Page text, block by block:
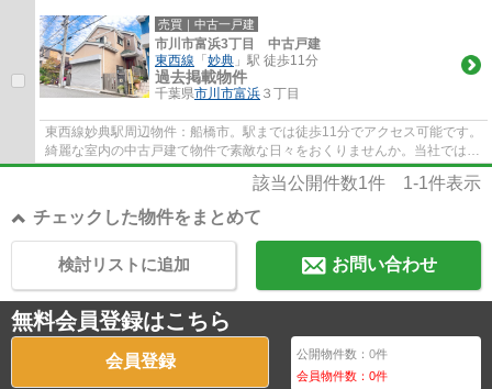
売買｜中古一戸建
市川市富浜3丁目 中古戸建
東西線 「 妙典 」駅 徒歩11分
過去掲載物件
千葉県市川市富浜 ３丁目
東西線妙典駅周辺物件：船橋市。駅までは徒歩11分でアクセス可能です。
綺麗な室内の中古戸建て物件で素敵な日々をおくりませんか。当社では不
動産情報を数多く取り扱っております。あ...
該当公開件数1件 1-1件表示
チェックした物件をまとめて
お問い合わせ
検討リストに追加
無料会員登録はこちら
会員登録 公開物件数：0件
会員物件数：0件